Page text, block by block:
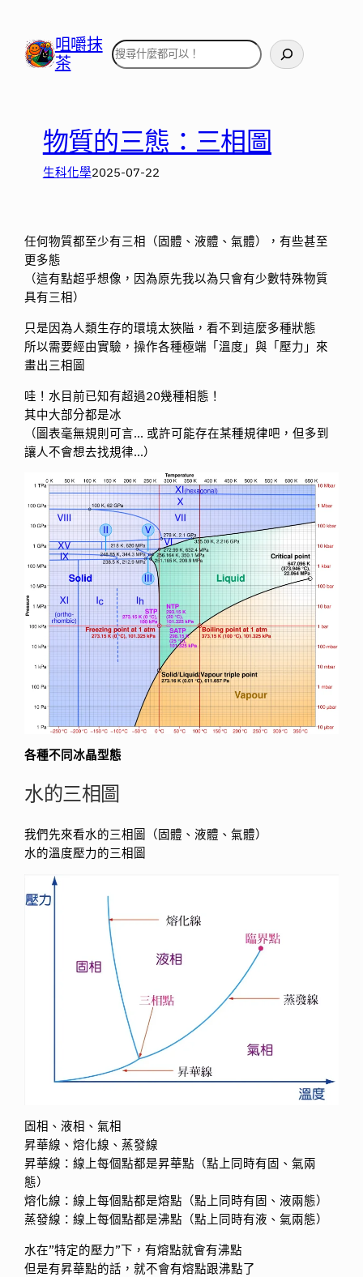
咀嚼抹
茶
搜
尋
物質的三態：三相圖
生科化學2025-07-22
任何物質都至少有三相（固體、液體、氣體），有些甚至
更多態
（這有點超乎想像，因為原先我以為只會有少數特殊物質
具有三相）
只是因為人類生存的環境太狹隘，看不到這麼多種狀態
所以需要經由實驗，操作各種極端「溫度」與「壓力」來
畫出三相圖
哇！水目前已知有超過20幾種相態！
其中大部分都是冰
（圖表毫無規則可言… 或許可能存在某種規律吧，但多到
讓人不會想去找規律…）
各種不同冰晶型態
水的三相圖
我們先來看水的三相圖（固體、液體、氣體）
水的溫度壓力的三相圖
固相、液相、氣相
昇華線、熔化線、蒸發線
昇華線：線上每個點都是昇華點（點上同時有固、氣兩
態）
熔化線：線上每個點都是熔點（點上同時有固、液兩態）
蒸發線：線上每個點都是沸點（點上同時有液、氣兩態）
水在”特定的壓力”下，有熔點就會有沸點
但是有昇華點的話，就不會有熔點跟沸點了